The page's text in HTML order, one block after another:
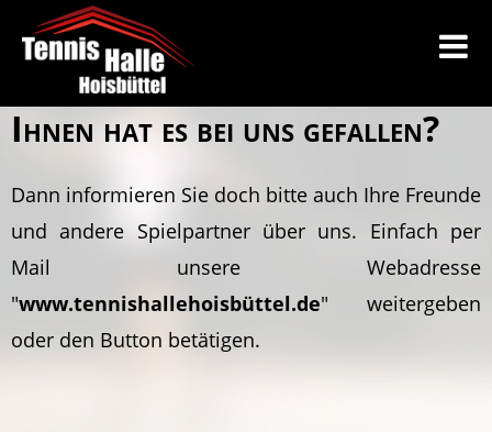
Ihnen hat es bei uns gefallen?
Dann informieren Sie doch bitte auch Ihre Freunde
und andere Spielpartner über uns. Einfach per
Mail unsere Webadresse
"www.tennishallehoisbüttel.de" weitergeben
oder den Button betätigen.